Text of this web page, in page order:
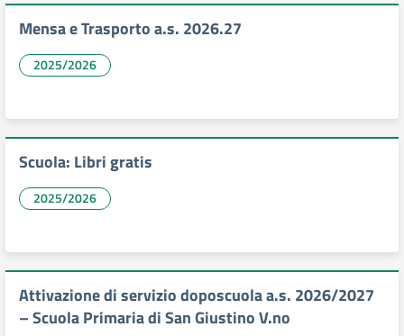
Mensa e Trasporto a.s. 2026.27
2025/2026
Scuola: Libri gratis
2025/2026
Attivazione di servizio doposcuola a.s. 2026/2027
– Scuola Primaria di San Giustino V.no